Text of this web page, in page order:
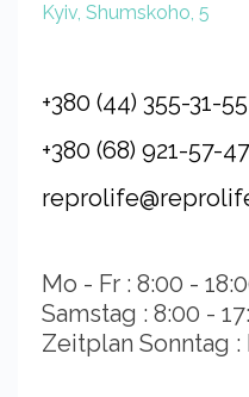
Kyiv, Shumskoho, 5
+380 (44) 355-31-55
+380 (68) 921-57-47
Mo - Fr : 8:00 -
Samstag : 8:00 -
Zeitplan Sonntag :